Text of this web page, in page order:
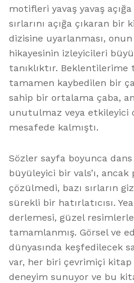
motifleri yavaş yavaş
sırlarını açığa çıkaran
dizisine uyarlanması, onun
hikayesinin izleyicileri
tanıklıktır. Beklentilerime
tamamen kaybedilen bir
sahip bir ortalama çaba,
unutulmaz veya etkileyici
mesafede kalmıştı.
Sözler sayfa boyunca
büyüleyici bir vals’ı,
çözülmedi, bazı sırların
sürekli bir hatırlatıcısı.
derlemesi, güzel
tamamlanmış. Görsel ve
dünyasında keşfedilecek
var, her biri çevrimiçi
deneyim sunuyor ve bu